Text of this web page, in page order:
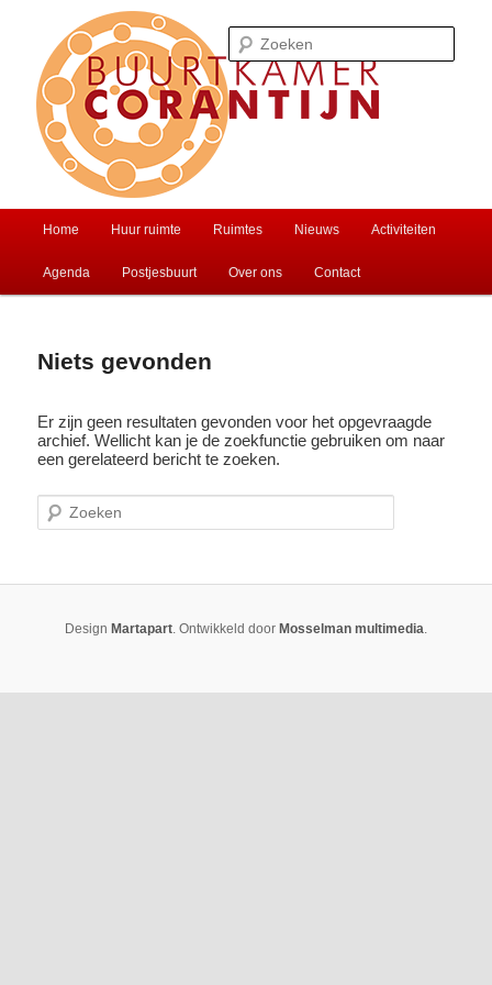
primaire
inhoud
secundaire
inhoud
Buurtkamer Corantijn
Ontmoet je buren of huur een zaal
Home Huur ruimte Ruimtes Nieuws Activiteiten
Agenda Postjesbuurt Over ons Contact
Niets gevonden
Er zijn geen resultaten gevonden voor het opgevraagde
archief. Wellicht kan je de zoekfunctie gebruiken om naar
een gerelateerd bericht te zoeken.
Zoeken
Design Martapart . Ontwikkeld door Mosselman multimedia